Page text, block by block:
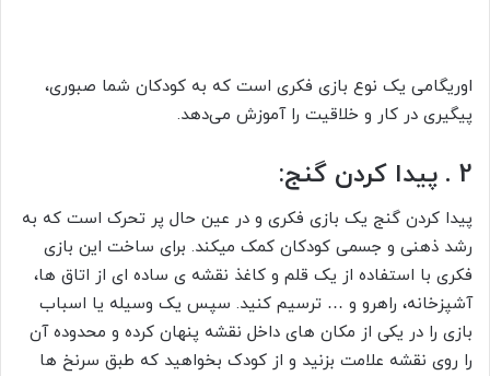
اوریگامی یک نوع بازی فکری است که به کودکان شما صبوری،
پیگیری در کار و خلاقیت را آموزش می‌دهد.
2 . پیدا کردن گنج:
پیدا کردن گنج یک بازی فکری و در عین حال پر تحرک است که به
رشد ذهنی و جسمی کودکان کمک میکند. برای ساخت این بازی
فکری با استفاده از یک قلم و کاغذ نقشه ی ساده ای از اتاق ها،
آشپزخانه، راهرو و … ترسیم کنید. سپس یک وسیله یا اسباب
بازی را در یکی از مکان های داخل نقشه پنهان کرده و محدوده آن
را روی نقشه علامت بزنید و از کودک بخواهید که طبق سرنخ ها